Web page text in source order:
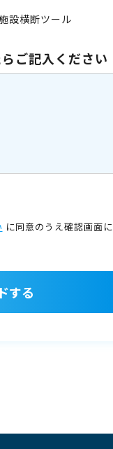
設横断ツール
ご記入ください
に同意のうえ確認画面に
する